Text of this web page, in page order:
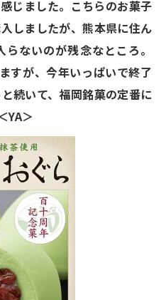
じました。こちらのお菓子
しましたが、熊本県に住ん
ないのが残念なところ。
すが、今年いっぱいで終了
続いて、福岡銘菓の定番に
YA＞